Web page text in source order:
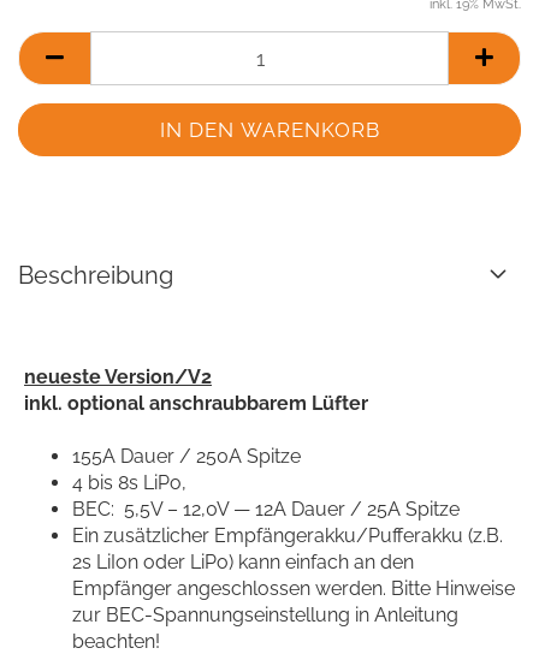
inkl. 19% MwSt.
Beschreibung
neueste Version/V2
inkl. optional anschraubbarem Lüfter
155A Dauer / 250A Spitze
4 bis 8s LiPo,
BEC: 5,5V – 12,0V — 12A Dauer / 25A Spitze
Ein zusätzlicher Empfängerakku/Pufferakku (z.B.
2s LiIon oder LiPo) kann einfach an den
Empfänger angeschlossen werden. Bitte Hinweise
zur BEC-Spannungseinstellung in Anleitung
beachten!